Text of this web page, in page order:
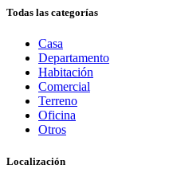
Todas las categorías
Casa
Departamento
Habitación
Comercial
Terreno
Oficina
Otros
Localización